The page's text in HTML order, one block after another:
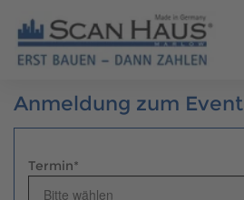
MUSTERHÄUSER
Anmeldung zum Event
Termin*